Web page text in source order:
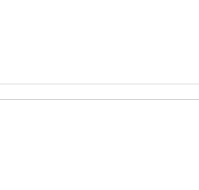
до бытовой техники: